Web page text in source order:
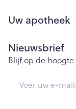
Uw apotheek
Nieuwsbrief
Blijf op de